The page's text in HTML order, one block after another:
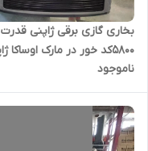
بخاری گازی برقی ژاپنی قدرت
5800کد خور در مارک اوساکا ژاپن
ناموجود